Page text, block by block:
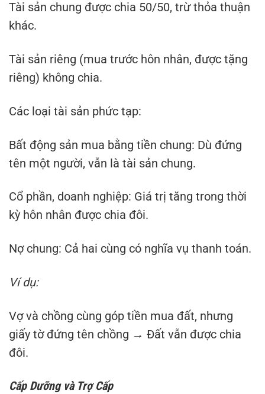
Tài sản chung được chia 50/50, trừ thỏa thuận
khác.
Tài sản riêng (mua trước hôn nhân, được tặng
riêng) không chia.
Các loại tài sản phức tạp:
Bất động sản mua bằng tiền chung: Dù đứng
tên một người, vẫn là tài sản chung.
Cổ phần, doanh nghiệp: Giá trị tăng trong thời
kỳ hôn nhân được chia đôi.
Nợ chung: Cả hai cùng có nghĩa vụ thanh toán.
Ví dụ:
Vợ và chồng cùng góp tiền mua đất, nhưng
giấy tờ đứng tên chồng → Đất vẫn được chia
đôi.
Cấp Dưỡng và Trợ Cấp